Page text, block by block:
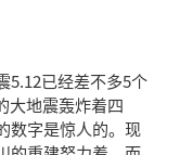
5.12已经差不多5个
大地震轰炸着四
数字是惊人的。现